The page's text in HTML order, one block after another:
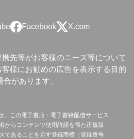
Facebook X.com
先等がお客様のニーズ等について
様にお勧めの広告を表示する目的
があります。
、この電子書店・電子書籍配信サービス
からコンテンツ使用許諾を得た正規版
であることを示す登録商標（登録番号